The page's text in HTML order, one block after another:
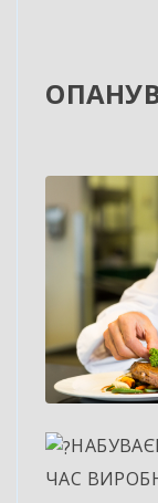
ЧАС